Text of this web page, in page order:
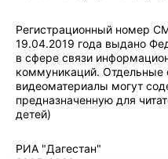
Регистрационный номер
19.04.2019 года выдано
в сфере связи
коммуникаций. Отдельные
видеоматериалы могут
предназначенную для
детей)
РИА "Дагестан"